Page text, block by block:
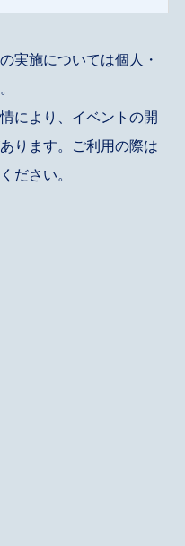
実施については個人・
により、イベントの開
ります。ご利用の際は
ださい。